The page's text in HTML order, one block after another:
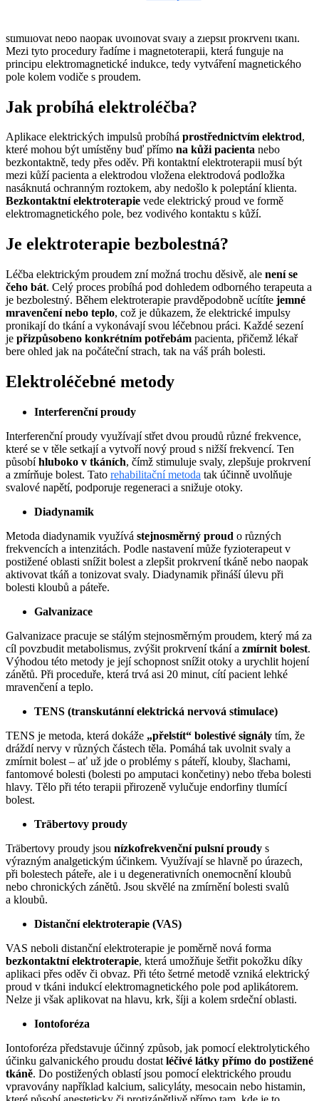
stimulovat nebo naopak uvolňovat svaly a zlepšit prokrvení tkání.
Mezi tyto procedury řadíme i magnetoterapii, která funguje na
principu elektromagnetické indukce, tedy vytváření magnetického
pole kolem vodiče s proudem.
Jak probíhá elektroléčba?
Aplikace elektrických impulsů probíhá prostřednictvím elektrod,
které mohou být umístěny buď přímo na kůži pacienta nebo
bezkontaktně, tedy přes oděv. Při kontaktní elektroterapii musí být
mezi kůží pacienta a elektrodou vložena elektrodová podložka
nasáknutá ochranným roztokem, aby nedošlo k poleptání klienta.
Bezkontaktní elektroterapie vede elektrický proud ve formě
elektromagnetického pole, bez vodivého kontaktu s kůží.
Je elektroterapie bezbolestná?
Léčba elektrickým proudem zní možná trochu děsivě, ale není se
čeho bát. Celý proces probíhá pod dohledem odborného terapeuta a
je bezbolestný. Během elektroterapie pravděpodobně ucítíte jemné
mravenčení nebo teplo, což je důkazem, že elektrické impulsy
pronikají do tkání a vykonávají svou léčebnou práci. Každé sezení
je přizpůsobeno konkrétním potřebám pacienta, přičemž lékař
bere ohled jak na počáteční strach, tak na váš práh bolesti.
Elektroléčebné metody
Interferenční proudy
Interferenční proudy využívají střet dvou proudů různé frekvence,
které se v těle setkají a vytvoří nový proud s nižší frekvencí. Ten
působíhluboko v tkáních, čímž stimuluje svaly, zlepšuje prokrvení
a zmírňuje bolest. Tato rehabilitační metoda tak účinně uvolňuje
svalové napětí, podporuje regeneraci a snižuje otoky.
Diadynamik
Metoda diadynamik využívá stejnosměrný proud o různých
frekvencích a intenzitách. Podle nastavení může fyzioterapeut v
postižené oblasti snížit bolest a zlepšit prokrvení tkáně nebo naopak
aktivovat tkáň a tonizovat svaly. Diadynamik přináší úlevu při
bolesti kloubů a páteře.
Galvanizace
Galvanizace pracuje se stálým stejnosměrným proudem, který má za
cíl povzbudit metabolismus, zvýšit prokrvení tkání a zmírnit bolest.
Výhodou této metody je její schopnost snížit otoky a urychlit hojení
zánětů. Při proceduře, která trvá asi 20 minut, cítí pacient lehké
mravenčení a teplo.
TENS (transkutánní elektrická nervová stimulace)
TENS je metoda, která dokáže „přelstít“ bolestivé signály tím, že
dráždí nervy v různých částech těla. Pomáhá tak uvolnit svaly a
zmírnit bolest – ať už jde o problémy s páteří, klouby, šlachami,
fantomové bolesti (bolesti po amputaci končetiny) nebo třeba bolesti
hlavy. Tělo při této terapii přirozeně vylučuje endorfiny tlumící
bolest.
Träbertovy proudy
Träbertovy proudy jsou nízkofrekvenční pulsní proudy s
výrazným analgetickým účinkem. Využívají se hlavně po úrazech,
při bolestech páteře, ale i u degenerativních onemocnění kloubů
nebo chronických zánětů. Jsou skvělé na zmírnění bolesti svalů
a kloubů.
Distanční elektroterapie (VAS)
VAS neboli distanční elektroterapie je poměrně nová forma
bezkontaktní elektroterapie, která umožňuje šetřit pokožku díky
aplikaci přes oděv či obvaz. Při této šetrné metodě vzniká elektrický
proud v tkáni indukcí elektromagnetického pole pod aplikátorem.
Nelze ji však aplikovat na hlavu, krk, šíji a kolem srdeční oblasti.
Iontoforéza
Iontoforéza představuje účinný způsob, jak pomocí elektrolytického
účinku galvanického proudu dostat léčivé látky přímo do postižené
tkáně. Do postižených oblastí jsou pomocí elektrického proudu
vpravovány například kalcium, salicyláty, mesocain nebo histamin,